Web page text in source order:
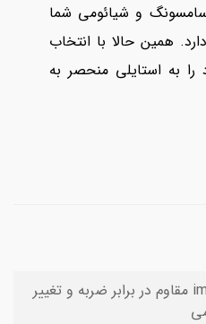
و شیائومی شما
همین حالا با انتخاب
به استایلی منحصر به
کاور Red wine جنس کاور imd مقاوم در برابر ضربه و تغییر